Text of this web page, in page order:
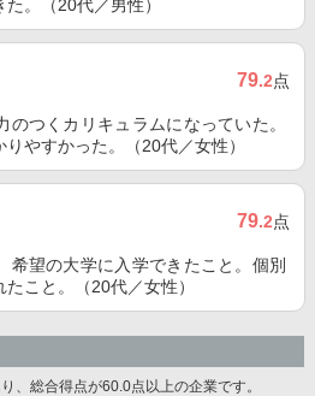
。（20代／男性）
79.2点
つくカリキュラムになっていた。
やすかった。（20代／女性）
79.2点
希望の大学に入学できたこと。個別
こと。（20代／女性）
、総合得点が60.0点以上の企業です。